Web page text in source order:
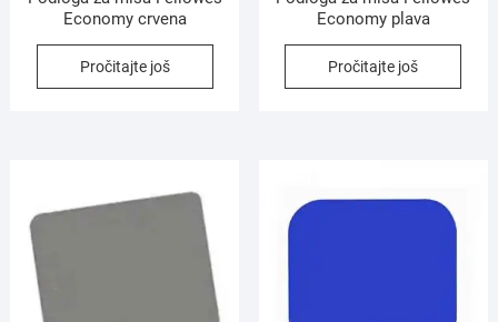
Economy crvena
Pročitajte još
Economy plava
Pročitajte još